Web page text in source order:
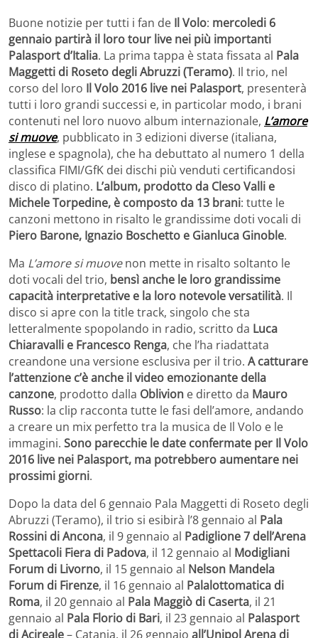
Buone notizie per tutti i fan de Il Volo: mercoledi 6
gennaio partirà il loro tour live nei più importanti
Palasport d’Italia. La prima tappa è stata fissata al Pala
Maggetti di Roseto degli Abruzzi (Teramo). Il trio, nel
corso del loro Il Volo 2016 live nei Palasport, presenterà
tutti i loro grandi successi e, in particolar modo, i brani
contenuti nel loro nuovo album internazionale, L’amore
si muove, pubblicato in 3 edizioni diverse (italiana,
inglese e spagnola), che ha debuttato al numero 1 della
classifica FIMI/GfK dei dischi più venduti certificandosi
disco di platino. L’album, prodotto da Cleso Valli e
Michele Torpedine, è composto da 13 brani: tutte le
canzoni mettono in risalto le grandissime doti vocali di
Piero Barone, Ignazio Boschetto e Gianluca Ginoble.
Ma L’amore si muovenon mette in risalto soltanto le
doti vocali del trio, bensì anche le loro grandissime
capacità interpretative e la loro notevole versatilità. Il
disco si apre con la title track, singolo che sta
letteralmente spopolando in radio, scritto da Luca
Chiaravalli e Francesco Renga, che l’ha riadattata
creandone una versione esclusiva per il trio. A catturare
l’attenzione c’è anche il video emozionante della
canzone, prodotto dalla Oblivion e diretto da Mauro
Russo: la clip racconta tutte le fasi dell’amore, andando
a creare un mix perfetto tra la musica de Il Volo e le
immagini. Sono parecchie le date confermate per Il Volo
2016 live nei Palasport, ma potrebbero aumentare nei
prossimi giorni.
Dopo la data del 6 gennaio Pala Maggetti di Roseto degli
Abruzzi (Teramo), il trio si esibirà l’8 gennaio al Pala
Rossini di Ancona, il 9 gennaio al Padiglione 7 dell’Arena
Spettacoli Fiera di Padova, il 12 gennaio al Modigliani
Forum di Livorno, il 15 gennaio al Nelson Mandela
Forum di Firenze, il 16 gennaio al Palalottomatica di
Roma, il 20 gennaio al Pala Maggiò di Caserta, il 21
gennaio al Pala Florio di Bari, il 23 gennaio al Palasport
di Acireale– Catania, il 26 gennaio all’Unipol Arena di